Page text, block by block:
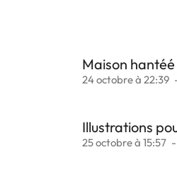
Maison
24 octobre à 22:39
Illustrations
25 octobre à 15:57